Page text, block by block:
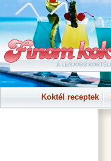
Koktél receptek